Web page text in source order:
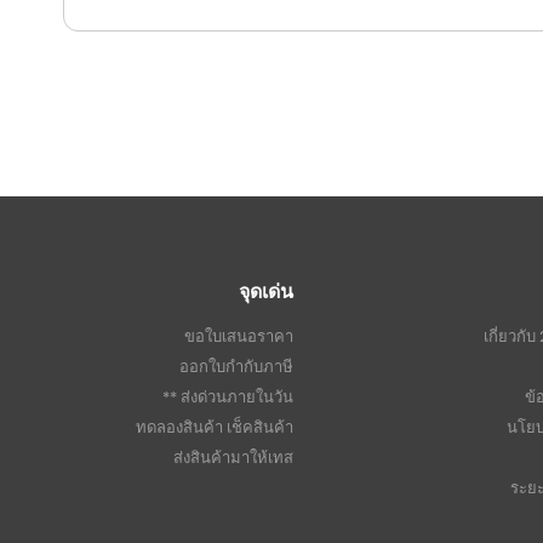
เกี่ยวกับ
ข้
นโย
ระย
จุดเด่น
ขอใบเสนอราคา
ออกใบกำกับภาษี
ส่งด่วนภายในวัน **
ทดลองสินค้า เช็คสินค้า
ส่งสินค้ามาให้เทส